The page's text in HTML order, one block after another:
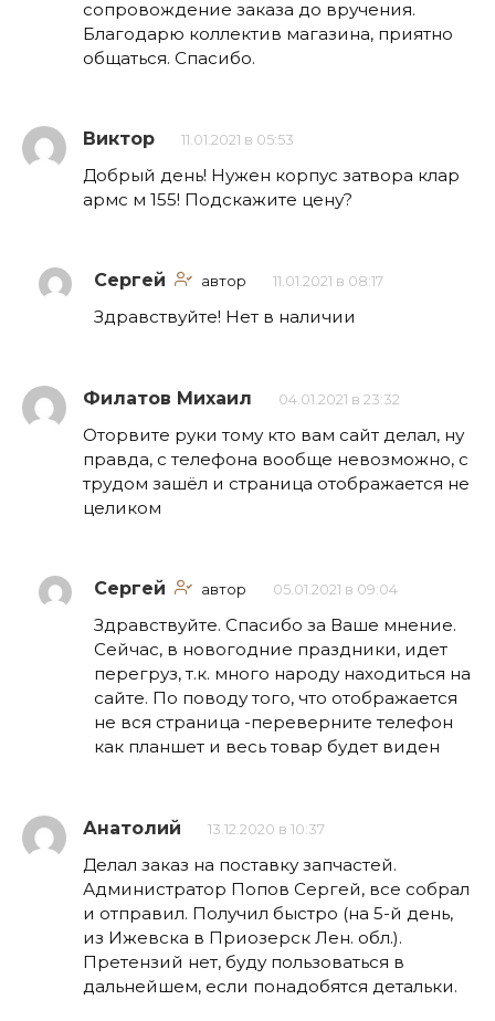
сопровождение заказа до вручения.
Благодарю коллектив магазина, приятно
общаться. Спасибо.
Виктор 11.01.2021 в 05:53
Добрый день! Нужен корпус затвора клар
армс м 155! Подскажите цену?
Сергей автор 11.01.2021 в 08:17
Здравствуйте! Нет в наличии
Филатов Михаил 04.01.2021 в 23:32
Оторвите руки тому кто вам сайт делал, ну
правда, с телефона вообще невозможно, с
трудом зашёл и страница отображается не
целиком
Сергей автор 05.01.2021 в 09:04
Здравствуйте. Спасибо за Ваше мнение.
Сейчас, в новогодние праздники, идет
перегруз, т.к. много народу находиться на
сайте. По поводу того, что отображается
не вся страница -переверните телефон
как планшет и весь товар будет виден
Анатолий 13.12.2020 в 10:37
Делал заказ на поставку запчастей.
Администратор Попов Сергей, все собрал
и отправил. Получил быстро (на 5-й день,
из Ижевска в Приозерск Лен. обл.).
Претензий нет, буду пользоваться в
дальнейшем, если понадобятся детальки.